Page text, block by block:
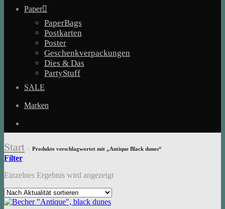
Paper
PaperBags
Postkarten
Poster
Geschenkverpackungen
Dies & Das
PartyStuff
SALE
Marken
Start / Produkte verschlagwortet mit „Antique Black dunes“
Filter
Einzelnes Ergebnis wird angezeigt